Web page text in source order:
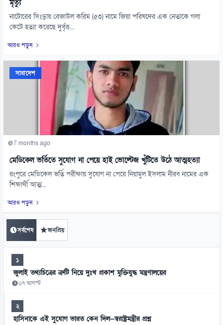
মৃত্যু
নাটোরের সিংড়ায় রেজাউল করিম (৫৩) নামে জিয়া পরিষদের এক নেতাকে গলা
কেটে হত্যা করেছে দুর্বৃত্ত...
আরও পড়ুন
সারাদেশ
7 months ago
মেডিকেল ভর্তিতে সুযোগ না পেয়ে হাই ভোল্টেজ খুঁটিতে উঠে আত্মহত্যা
রংপুরে মেডিকেল ভর্তি পরীক্ষায় সুযোগ না পেয়ে নিয়ামুল ইসলাম নীরব নামের এক
শিক্ষার্থী আত্ম...
আরও পড়ুন
সর্বশেষ জনপ্রিয়
১
জুলাই তথ্যচিত্রের ত্রুটি নিয়ে দুঃখ প্রকাশ মুক্তিযুদ্ধ মন্ত্রণালয়ের
০৭ আগস্ট
২
হাসিনাকে এই সুযোগ ভারত কেন দিল—স্বরাষ্ট্রমন্ত্রীর প্রশ্ন